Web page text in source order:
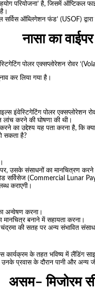
परियोजना’ है, जिसमें ऑप्टिकल
सर्विस ऑब्लिगेशन फंड’ (USOF) द्वारा
नासा का
इंवेस्टिगेटिंग पोलर एक्सप्लोरेशन
कर लिया गया है।
इंवेस्टिगेटिंग पोलर
लांच करने की घोषणा की थी।
करने का उद्देश्य यह पता करना है, कि
सकता है?
उसके संसाधनों का मानचित्रण करने
सर्विसेज (Commercial Lunar
कराएगी।
अन्वेषण करना।
बनाने में सहायता करना।
चंद्रमा की सतह पर अन्य संभावित
कार्यक्रम के तहत भविष्य में लैंडिंग
उनके प्रवास के दौरान पानी और
असम– मिजोरम